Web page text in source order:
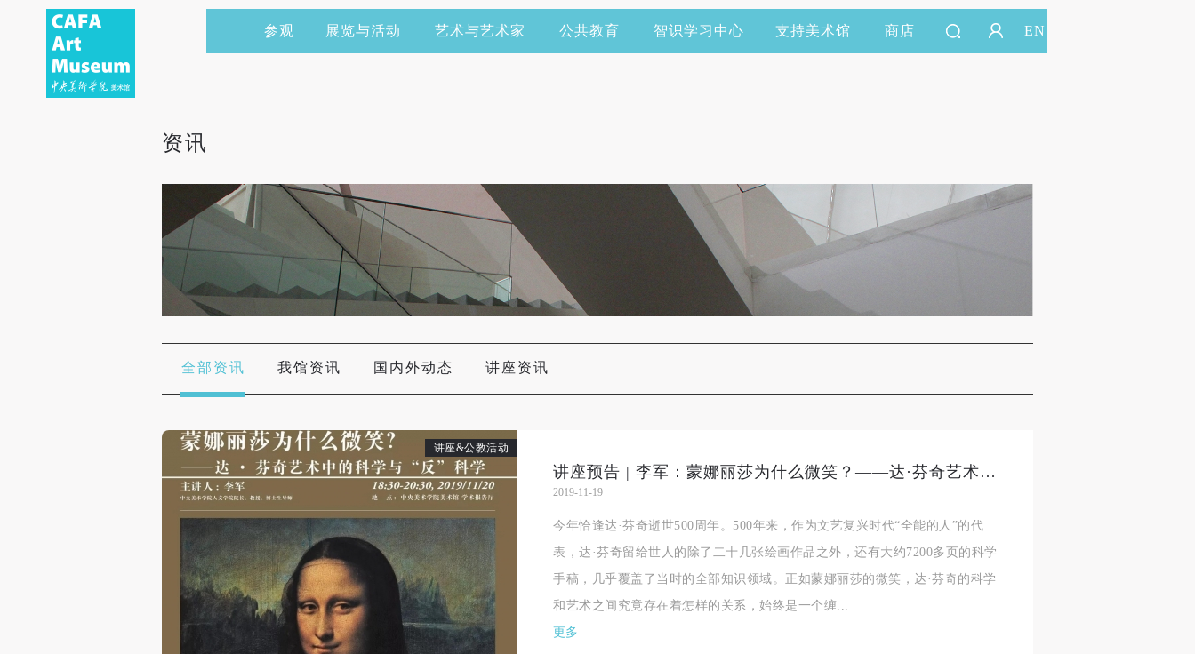
参观 展览与活动 艺术与艺术家 公共教育 智识学习中心 支持美术馆 商店 EN
数字美术馆
志愿者
举办活动
资讯
全部资讯 我馆资讯 国内外动态 讲座资讯
讲座&公教活动
讲座预告 | 李军：蒙娜丽莎为什么微笑？——达·芬奇艺术中的科学与“反”科学
2019-11-19
今年恰逢达·芬奇逝世500周年。500年来，作为文艺复兴时代“全能的人”的代
表，达·芬奇留给世人的除了二十几张绘画作品之外，还有大约7200多页的科学
手稿，几乎覆盖了当时的全部知识领域。正如蒙娜丽莎的微笑，达·芬奇的科学
和艺术之间究竟存在着怎样的关系，始终是一个缠...
更多